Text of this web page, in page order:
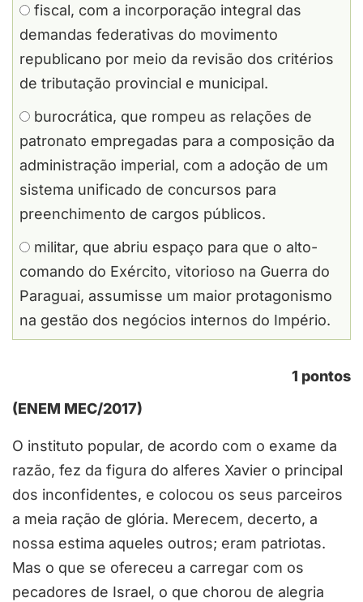
fiscal, com a incorporação integral das
demandas federativas do movimento
republicano por meio da revisão dos critérios
de tributação provincial e municipal.
burocrática, que rompeu as relações de
patronato empregadas para a composição da
administração imperial, com a adoção de um
sistema unificado de concursos para
preenchimento de cargos públicos.
militar, que abriu espaço para que o alto-
comando do Exército, vitorioso na Guerra do
Paraguai, assumisse um maior protagonismo
na gestão dos negócios internos do Império.
1 pontos
(ENEM MEC/2017)
O instituto popular, de acordo com o exame da
razão, fez da figura do alferes Xavier o principal
dos inconfidentes, e colocou os seus parceiros
a meia ração de glória. Merecem, decerto, a
nossa estima aqueles outros; eram patriotas.
Mas o que se ofereceu a carregar com os
pecadores de Israel, o que chorou de alegria